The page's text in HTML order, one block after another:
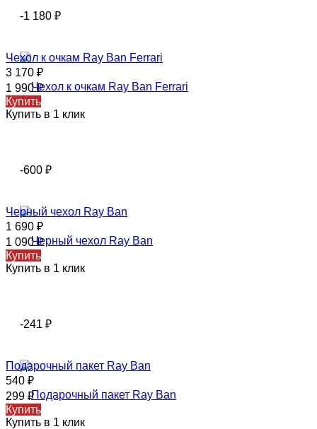
-1 180 ₽
Чехол к очкам Ray Ban Ferrari
3 170 ₽
1 990₽
Купить
Купить в 1 клик
-600 ₽
Черный чехол Ray Ban
1 690 ₽
1 090₽
Купить
Купить в 1 клик
-241 ₽
Подарочный пакет Ray Ban
540 ₽
299 ₽
Купить
Купить в 1 клик